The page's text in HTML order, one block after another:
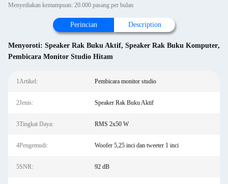
Menyediakan kemampuan: 20.000 pasang per bulan
Perincian Description
Menyoroti: Speaker Rak Buku Aktif, Speaker Rak Buku Komputer,
Pembicara Monitor Studio Hitam
1Artikel: Pembicara monitor studio
2Jenis: Speaker Rak Buku Aktif
3Tingkat Daya: RMS 2x50 W
4Pengemudi: Woofer 5,25 inci dan tweeter 1 inci
5SNR: 92 dB